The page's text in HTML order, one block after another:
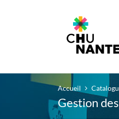
Accueil
Gestion